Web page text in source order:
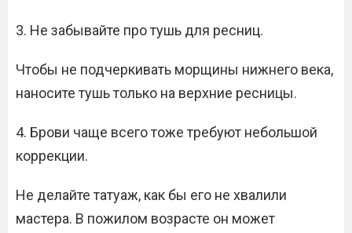
3. Не забывайте про тушь для ресниц.
Чтобы не подчеркивать морщины нижнего века,
наносите тушь только на верхние ресницы.
4. Брови чаще всего тоже требуют небольшой
коррекции.
Не делайте татуаж, как бы его не хвалили
мастера. В пожилом возрасте он может